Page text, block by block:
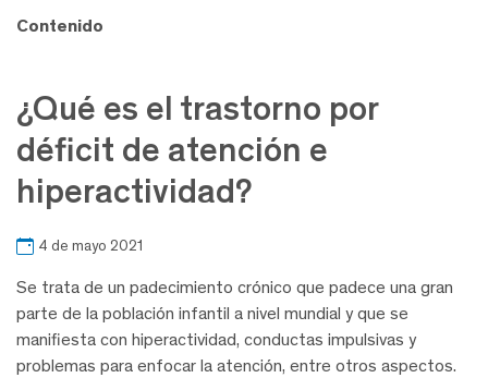
¿Qué es el trastorno por
déficit de atención e
hiperactividad?
4 de mayo 2021
Se trata de un padecimiento crónico que padece una gran
parte de la población infantil a nivel mundial y que se
manifiesta con hiperactividad, conductas impulsivas y
problemas para enfocar la atención, entre otros aspectos.
Contenido